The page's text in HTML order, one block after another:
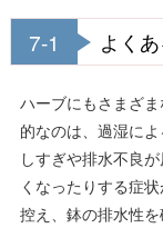
7-1 よく
ハーブにもさまざ
的なのは、過湿に
しすぎや排水不良
くなったりする症
控え、鉢の排水性を